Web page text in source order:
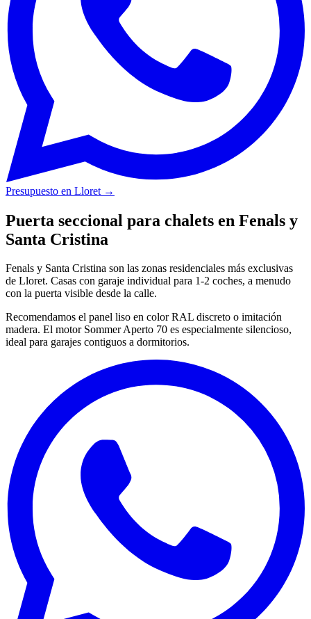
Presupuesto en Lloret →
Puerta seccional para chalets en Fenals y
Santa Cristina
Fenals y Santa Cristina son las zonas residenciales más exclusivas
de Lloret. Casas con garaje individual para 1-2 coches, a menudo
con la puerta visible desde la calle.
Recomendamos el panel liso en color RAL discreto o imitación
madera. El motor Sommer Aperto 70 es especialmente silencioso,
ideal para garajes contiguos a dormitorios.